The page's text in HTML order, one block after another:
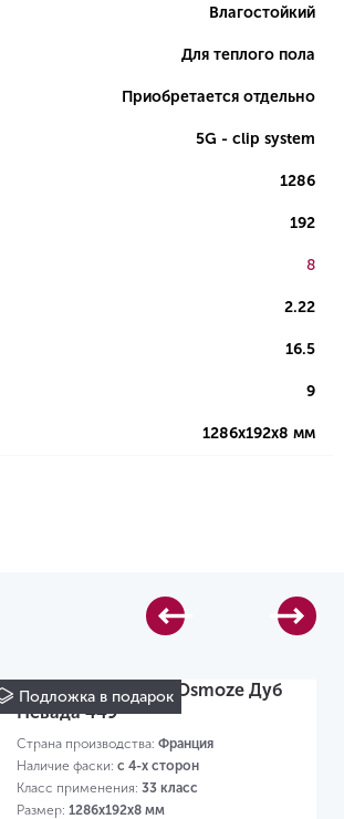
Влагостойкий
Для теплого пола
Приобретается отдельно
5G - clip system
1286
192
8
2.22
16.5
9
1286х192х8 мм
Подложка в подарок
Ламинат Alsafloor Osmoze Дуб
Невада 449
Страна производства: Франция
Наличие фаски: с 4-х сторон
Класс применения: 33 класс
Размер: 1286х192х8 мм